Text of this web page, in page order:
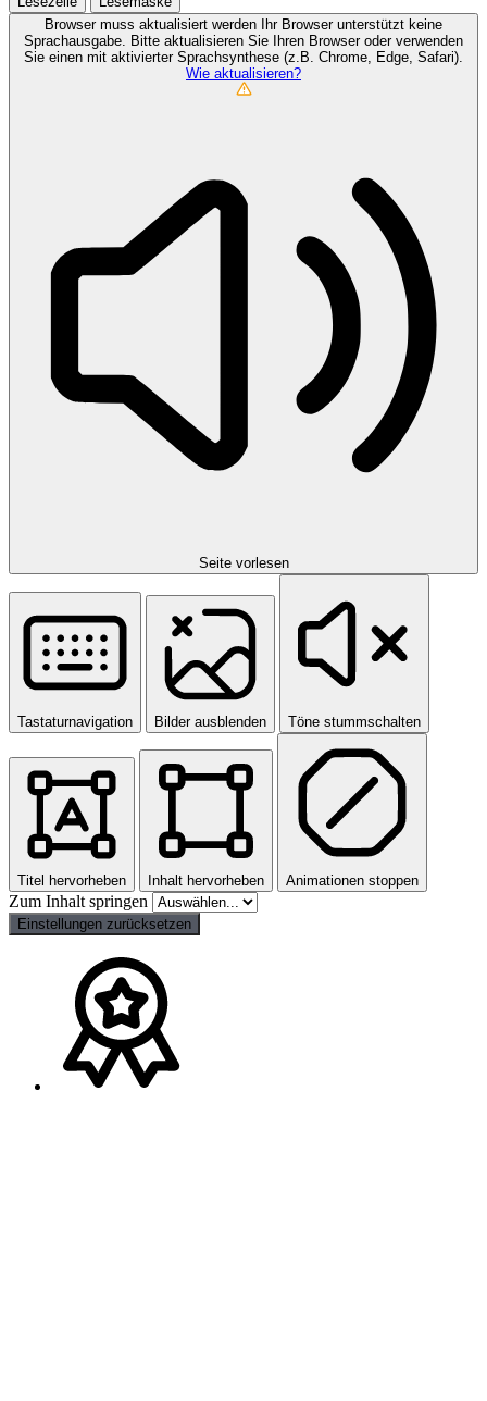
Browser muss aktualisiert werden Ihr Browser unterstützt keine
Sprachausgabe. Bitte aktualisieren Sie Ihren Browser oder verwenden
Sie einen mit aktivierter Sprachsynthese (z.B. Chrome, Edge, Safari).
Wie aktualisieren?
Seite vorlesen
Tastaturnavigation Bilder ausblenden Töne stummschalten
Titel hervorheben Inhalt hervorheben Animationen stoppen
Zum Inhalt springen
Einstellungen zurücksetzen